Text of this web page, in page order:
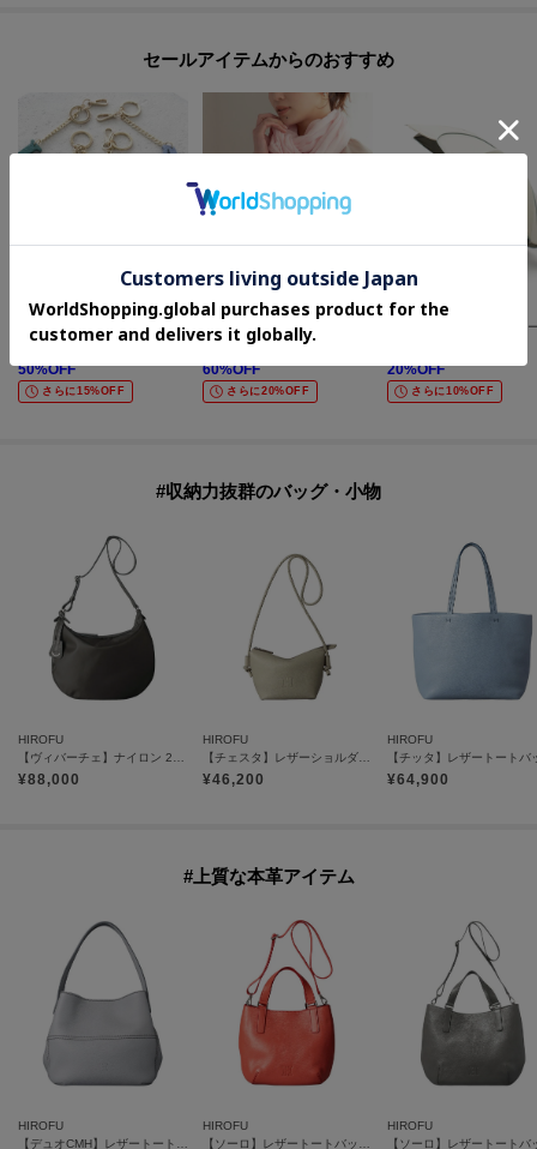
セールアイテムからのおすすめ
UNTITLED
【MILOS】別注アルファベットチャーム
50%OFF
さらに15%OFF
UNTITLED
コットンリネンストール
3,564
60%OFF
さらに20%OFF
one'sterrace
20%OFF
さらに10%OFF
#収納力抜群のバッグ・小物
HIROFU
【ヴィバーチェ】ナイロン 2WAYショルダーバッグ M（商品番号：P25－39531）
¥88,000
HIROFU
【チェスタ】レザーショルダーバッグ S 2WAY 本革 （商品番号：P25－30615）
¥46,200
HIROFU
¥64,900
#上質な本革アイテム
HIROFU
HIROFU
HIROFU